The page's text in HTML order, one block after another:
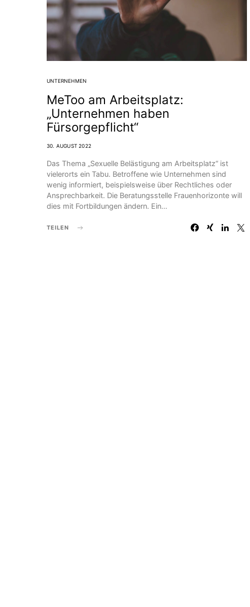
UNTERNEHMEN
MeToo am Arbeitsplatz:
„Unternehmen haben
Fürsorgepflicht“
30. AUGUST 2022
Das Thema „Sexuelle Belästigung am Arbeitsplatz“ ist
vielerorts ein Tabu. Betroffene wie Unternehmen sind
wenig informiert, beispielsweise über Rechtliches oder
Ansprechbarkeit. Die Beratungsstelle Frauenhorizonte will
dies mit Fortbildungen ändern. Ein…
TEILEN